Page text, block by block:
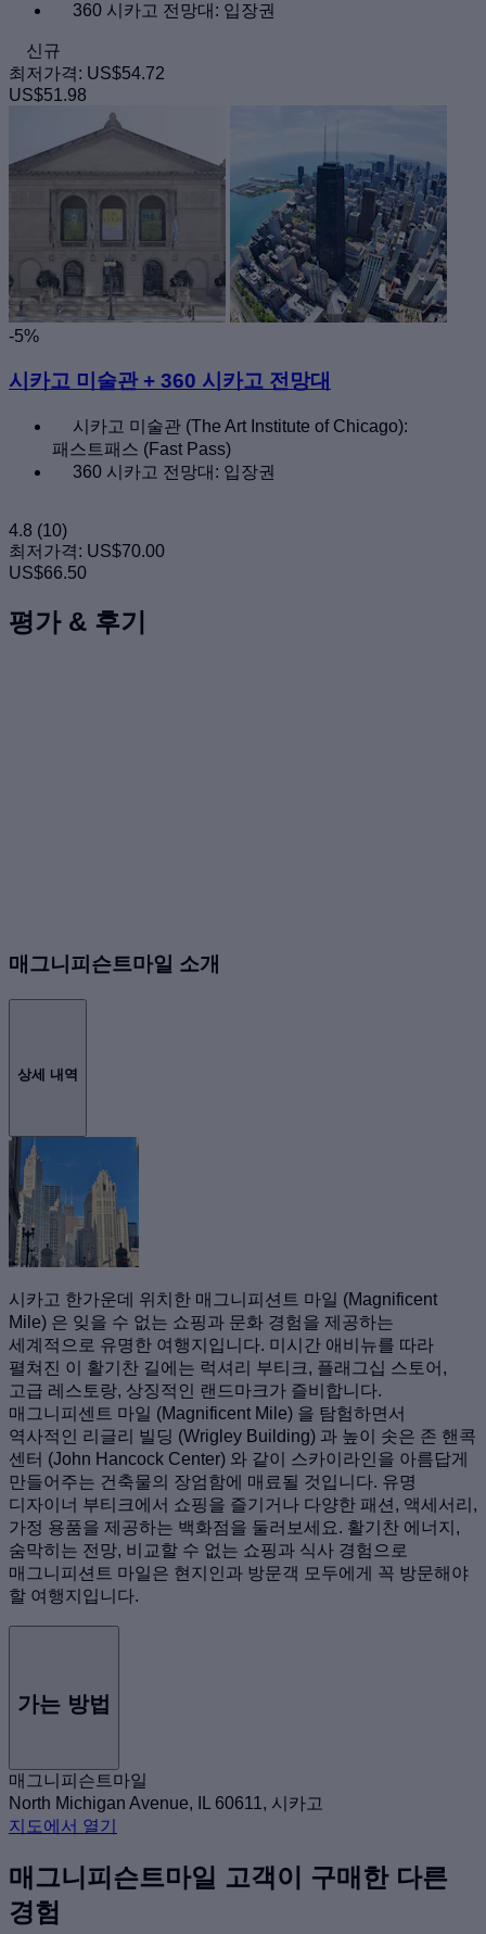
360 시카고 전망대: 입장권
신규
최저가격: US$54.72
US$51.98
-5%
시카고 미술관 + 360 시카고 전망대
시카고 미술관 (The Art Institute of Chicago):
패스트패스 (Fast Pass)
360 시카고 전망대: 입장권
4.8 (10)
최저가격: US$70.00
US$66.50
평가 & 후기
매그니피슨트마일 소개
상세 내역
시카고 한가운데 위치한 매그니피션트 마일 (Magnificent
Mile) 은 잊을 수 없는 쇼핑과 문화 경험을 제공하는
세계적으로 유명한 여행지입니다. 미시간 애비뉴를 따라
펼쳐진 이 활기찬 길에는 럭셔리 부티크, 플래그십 스토어,
고급 레스토랑, 상징적인 랜드마크가 즐비합니다.
매그니피센트 마일 (Magnificent Mile) 을 탐험하면서
역사적인 리글리 빌딩 (Wrigley Building) 과 높이 솟은 존 핸콕
센터 (John Hancock Center) 와 같이 스카이라인을 아름답게
만들어주는 건축물의 장엄함에 매료될 것입니다. 유명
디자이너 부티크에서 쇼핑을 즐기거나 다양한 패션, 액세서리,
가정 용품을 제공하는 백화점을 둘러보세요. 활기찬 에너지,
숨막히는 전망, 비교할 수 없는 쇼핑과 식사 경험으로
매그니피션트 마일은 현지인과 방문객 모두에게 꼭 방문해야
할 여행지입니다.
가는 방법
매그니피슨트마일
North Michigan Avenue, IL 60611, 시카고
지도에서 열기
매그니피슨트마일 고객이 구매한 다른
경험